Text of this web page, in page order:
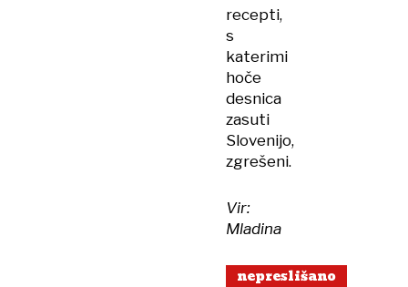
recepti,
s
katerimi
hoče
desnica
zasuti
Slovenijo,
zgrešeni.
Vir:
Mladina
nepreslišano